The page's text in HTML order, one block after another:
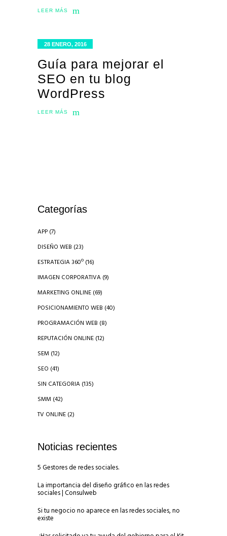
LEER MÁS
28 ENERO, 2016
Guía para mejorar el
SEO en tu blog
WordPress
LEER MÁS
Categorías
APP (7)
DISEÑO WEB (23)
ESTRATEGIA 360º (16)
IMAGEN CORPORATIVA (9)
MARKETING ONLINE (69)
POSICIONAMIENTO WEB (40)
PROGRAMACIÓN WEB (8)
REPUTACIÓN ONLINE (12)
SEM (12)
SEO (41)
SIN CATEGORIA (135)
SMM (42)
TV ONLINE (2)
Noticias recientes
5 Gestores de redes sociales.
La importancia del diseño gráfico en las redes
sociales | Consulweb
Si tu negocio no aparece en las redes sociales, no
existe